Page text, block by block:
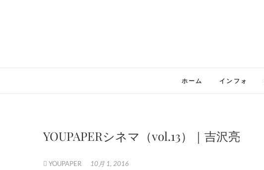
ホーム インフォ
YOUPAPERシネマ（vol.13）｜吉沢亮
YOUPAPER 10月 1, 2016